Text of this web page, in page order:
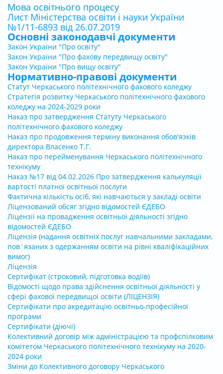
Мова освітнього процесу
Лист Міністерства освіти і науки України
№1/11-6893 від 26.07.2019
Основні законодавчі документи
Закон України "Про освіту"
Закон України "Про фахову передвищу освіту"​
Закон України "Про вищу освіту"
Нормативно-правові документи
Статут Черкаського політехнічного фахового коледжу
Стратегія розвитку Черкаського політехнічного фахового
коледжу на 2024-2029 роки
Наказ про затвердження Статуту Черкаського
політехнічного фахового коледжу
Наказ про продовження терміну виконання обов'язків
директора Власенко Т.Г.
Наказ про перейменування Черкаського політехнічного
технікуму
Наказ №17 від 04.02.2026 Про затвердження калькуляції
вартості платної освітньої послуги
Фактична кількість осіб, які навчаються у закладі освіти
Ліцензований обсяг згідно відомостей ЄДЕБО
Ліцензії на провадження освітньої діяльності згідно
відомостей ЄДЕБО
Ліцензія (надання освітніх послуг навчальними закладами,
пов`язаних з одержанням освіти на рівні кваліфікаційних
вимог)
Ліцензія
Сертифікат (строковий, підготовка водіїв)
Відомості щодо права здійснення освітньої діяльності у
сфері фахової передвищої освіти (ЛІЦЕНЗІЯ)
Сертифікати про акредитацію освітньо-професійної
програми
Сертифікати (діючі)
Колективний договір між адміністрацією та профспілковим
комітетом Черкаського політехнічного технікуму на 2020-
2024 роки
Зміни до Колективного договору Черкаського